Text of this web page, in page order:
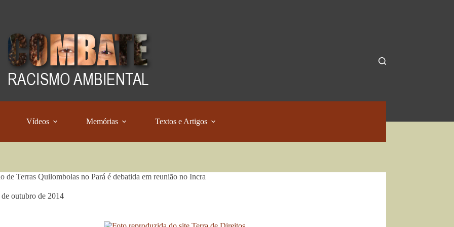
Vídeos Memórias Textos e Artigos
de Terras Quilombolas no Pará é debatida em reunião no Incra
de outubro de 2014